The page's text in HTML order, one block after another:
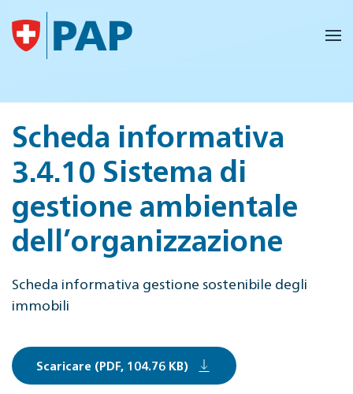
Skip to main content
Scheda informativa
3.4.10 Sistema di
gestione ambientale
dell’organizzazione
Scheda informativa gestione sostenibile degli
immobili
Scaricare (PDF, 104.76 KB)